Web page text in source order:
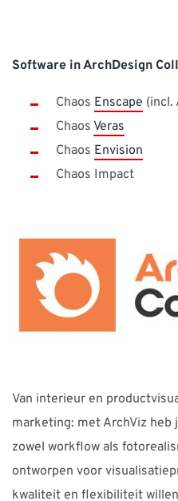
Software in ArchDesign
Chaos Enscape (incl.
Chaos Veras
Chaos Envision
Chaos Impact
Van interieur en
marketing: met ArchViz
zowel workflow als
ontworpen voor
kwaliteit en flexibiliteit